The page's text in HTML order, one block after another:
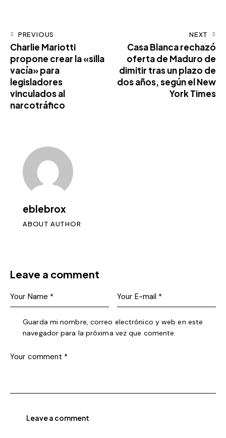
PREVIOUS
Charlie Mariotti
propone crear la «silla
vacía» para
legisladores
vinculados al
narcotráfico
NEXT
Casa Blanca rechazó
oferta de Maduro de
dimitir tras un plazo de
dos años, según el New
York Times
eblebrox
ABOUT AUTHOR
Leave a comment
Guarda mi nombre, correo electrónico y web en este
navegador para la próxima vez que comente.